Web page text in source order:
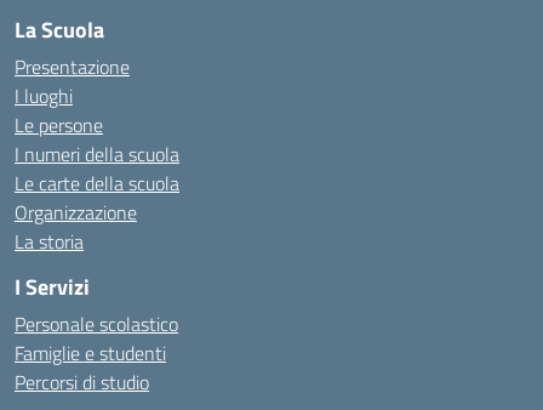
La Scuola
Presentazione
I luoghi
Le persone
I numeri della scuola
Le carte della scuola
Organizzazione
La storia
I Servizi
Personale scolastico
Famiglie e studenti
Percorsi di studio